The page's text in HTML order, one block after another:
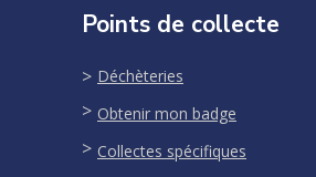
Points de collecte
Déchèteries
Obtenir mon badge
Collectes spécifiques